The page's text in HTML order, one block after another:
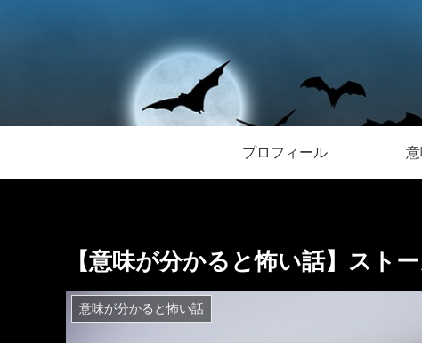
プロフィール
【意味が分かると怖い話】スト
意味が分かると怖い話